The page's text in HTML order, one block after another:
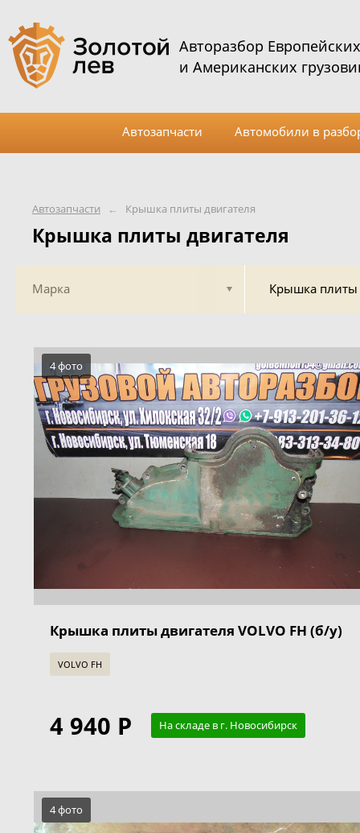
Автозапчасти ← Крышка плиты двигателя
Крышка плиты двигателя
Марка Крышка плиты
4 фото
Крышка плиты двигателя VOLVO FH (б/у)
VOLVO FH
4 940 Р На складе в г. Новосибирск
4 фото
Авторазбор Европейских
и Американских
Автозапчасти Автомобили в